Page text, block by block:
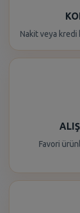
Nakit veya
Favori